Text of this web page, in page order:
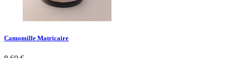
Camomille Matricaire